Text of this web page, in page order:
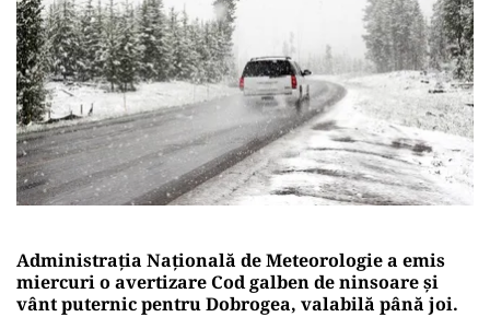
Administrația Națională de Meteorologie a emis
miercuri o avertizare Cod galben de ninsoare și
vânt puternic pentru Dobrogea, valabilă până joi.